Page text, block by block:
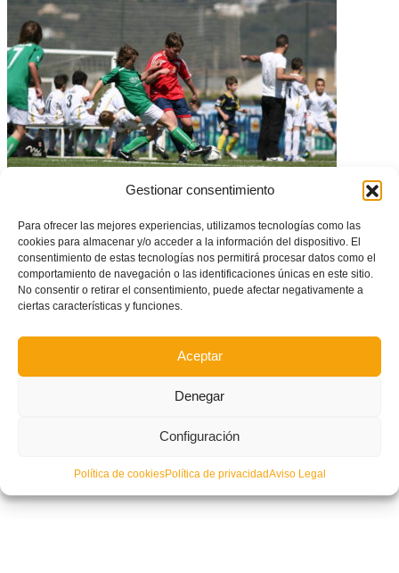
Gestionar consentimiento
Para ofrecer las mejores experiencias, utilizamos tecnologías como las
cookies para almacenar y/o acceder a la información del dispositivo. El
consentimiento de estas tecnologías nos permitirá procesar datos como el
comportamiento de navegación o las identificaciones únicas en este sitio.
No consentir o retirar el consentimiento, puede afectar negativamente a
ciertas características y funciones.
Aceptar
Denegar
Configuración
Política de cookiesPolítica de privacidadAviso Legal